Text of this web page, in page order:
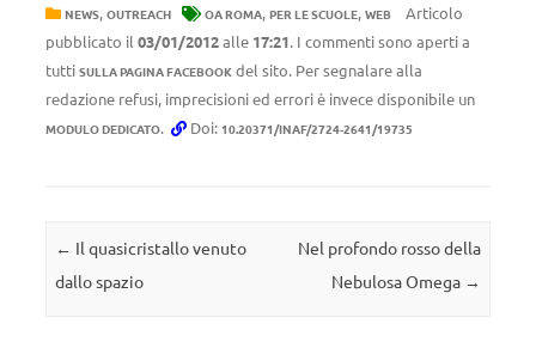
NEWS, OUTREACH OA ROMA, PER LE SCUOLE, WEB
Articolo
pubblicato il 03/01/2012alle 17:21. I commenti sono aperti a
tutti SULLA PAGINA FACEBOOK del sito. Per segnalare alla
redazione refusi, imprecisioni ed errori è invece disponibile un
MODULO DEDICATO. Doi: 10.20371/INAF/2724-2641/19735
Navigazione articolo
← Il quasicristallo venuto
dallo spazio
Nel profondo rosso della
Nebulosa Omega →